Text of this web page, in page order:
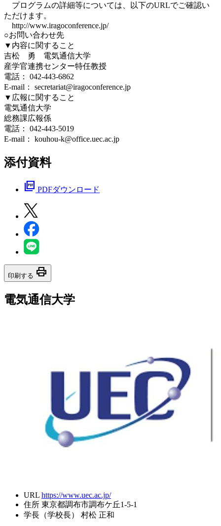
プログラムの詳細等については、以下のURLでご確認い
ただけます。
http://www.iragoconference.jp/
○お問い合わせ先
▼内容に関すること
吉松 勇 電気通信大学
産学官連携センター特任教授
電話： 042-443-6862
E-mail： secretariat@iragoconference.jp
▼広報に関すること
電気通信大学
総務課広報係
電話： 042-443-5019
E-mail： kouhou-k@office.uec.ac.jp
添付資料
picture_as_pdf PDFダウンロード
印刷する print
電気通信大学
URL https://www.uec.ac.jp/
住所 東京都調布市調布ケ丘1-5-1
学長（学校長）
村松 正和